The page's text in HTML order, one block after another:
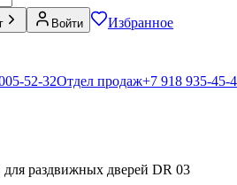
Войти
Избранное
52-32Отдел продаж+7 918 935-45-
раздвижных дверей DR 03